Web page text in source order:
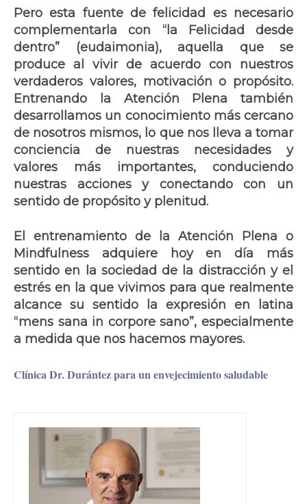
Pero esta fuente de felicidad es necesario
complementarla con “la Felicidad desde
dentro” (eudaimonia), aquella que se
produce al vivir de acuerdo con nuestros
verdaderos valores, motivación o propósito.
Entrenando la Atención Plena también
desarrollamos un conocimiento más cercano
de nosotros mismos, lo que nos lleva a tomar
conciencia de nuestras necesidades y
valores más importantes, conduciendo
nuestras acciones y conectando con un
sentido de propósito y plenitud.
El entrenamiento de la Atención Plena o
Mindfulness adquiere hoy en día más
sentido en la sociedad de la distracción y el
estrés en la que vivimos para que realmente
alcance su sentido la expresión en latina
“mens sana in corpore sano”, especialmente
a medida que nos hacemos mayores.
Clínica Dr. Durántez para un envejecimiento saludable